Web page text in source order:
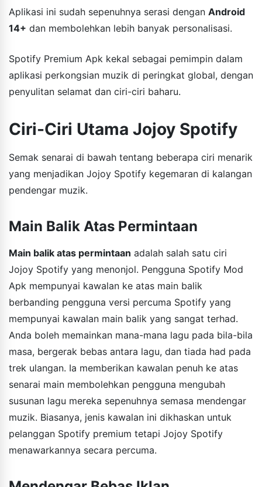
Aplikasi ini sudah sepenuhnya serasi dengan Android
14+ dan membolehkan lebih banyak personalisasi.
Spotify Premium Apk kekal sebagai pemimpin dalam
aplikasi perkongsian muzik di peringkat global, dengan
penyulitan selamat dan ciri-ciri baharu.
Ciri-Ciri Utama Jojoy Spotify
Semak senarai di bawah tentang beberapa ciri menarik
yang menjadikan Jojoy Spotify kegemaran di kalangan
pendengar muzik.
Main Balik Atas Permintaan
Main balik atas permintaan adalah salah satu ciri
Jojoy Spotify yang menonjol. Pengguna Spotify Mod
Apk mempunyai kawalan ke atas main balik
berbanding pengguna versi percuma Spotify yang
mempunyai kawalan main balik yang sangat terhad.
Anda boleh memainkan mana-mana lagu pada bila-bila
masa, bergerak bebas antara lagu, dan tiada had pada
trek ulangan. Ia memberikan kawalan penuh ke atas
senarai main membolehkan pengguna mengubah
susunan lagu mereka sepenuhnya semasa mendengar
muzik. Biasanya, jenis kawalan ini dikhaskan untuk
pelanggan Spotify premium tetapi Jojoy Spotify
menawarkannya secara percuma.